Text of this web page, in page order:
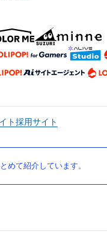
ト採用サイト
めて紹介しています。